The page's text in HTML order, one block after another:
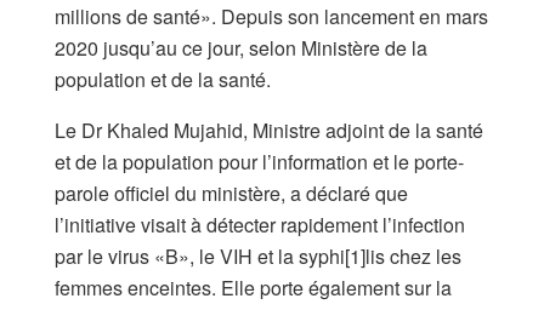
millions de santé». Depuis son lancement en mars
2020 jusqu’au ce jour, selon Ministère de la
population et de la santé.
Le Dr Khaled Mujahid, Ministre adjoint de la santé
et de la population pour l’information et le porte-
parole officiel du ministère, a déclaré que
l’initiative visait à détecter rapidement l’infection
par le virus «B», le VIH et la syphi[1]lis chez les
femmes enceintes. Elle porte également sur la